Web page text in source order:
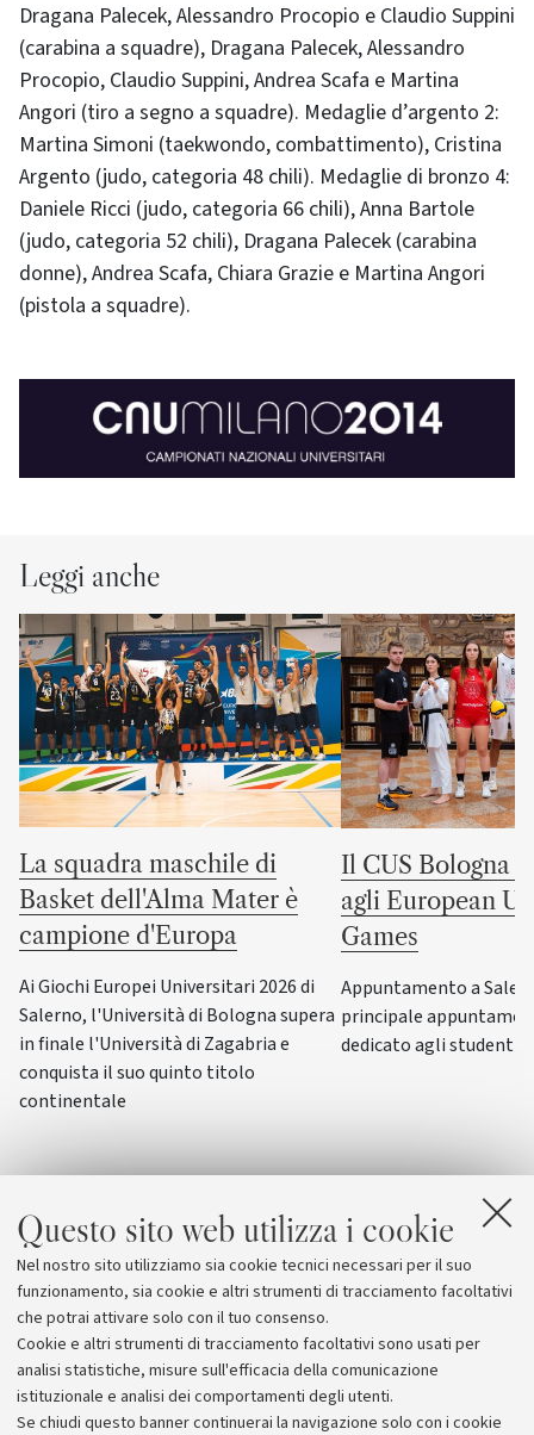
Questo sito web utilizza i cookie
Nel nostro sito utilizziamo sia cookie tecnici necessari per il suo
funzionamento, sia cookie e altri strumenti di tracciamento facoltativi
che potrai attivare solo con il tuo consenso.
Cookie e altri strumenti di tracciamento facoltativi sono usati per
analisi statistiche, misure sull'efficacia della comunicazione
istituzionale e analisi dei comportamenti degli utenti.
Se chiudi questo banner continuerai la navigazione solo con i cookie
Dragana Palecek, Alessandro Procopio e Claudio Suppini
(carabina a squadre), Dragana Palecek, Alessandro
Procopio, Claudio Suppini, Andrea Scafa e Martina
Angori (tiro a segno a squadre). Medaglie d’argento 2:
Martina Simoni (taekwondo, combattimento), Cristina
Argento (judo, categoria 48 chili). Medaglie di bronzo 4:
Daniele Ricci (judo, categoria 66 chili), Anna Bartole
(judo, categoria 52 chili), Dragana Palecek (carabina
donne), Andrea Scafa, Chiara Grazie e Martina Angori
(pistola a squadre).
Leggi anche
La squadra maschile di
Basket dell'Alma Mater è
campione d'Europa
Ai Giochi Europei Universitari 2026 di
Salerno, l'Università di Bologna supera
in finale l'Università di Zagabria e
conquista il suo quinto titolo
continentale
Il CUS Bologna
agli European
Games
Appuntamento a
principale
dedicato agli